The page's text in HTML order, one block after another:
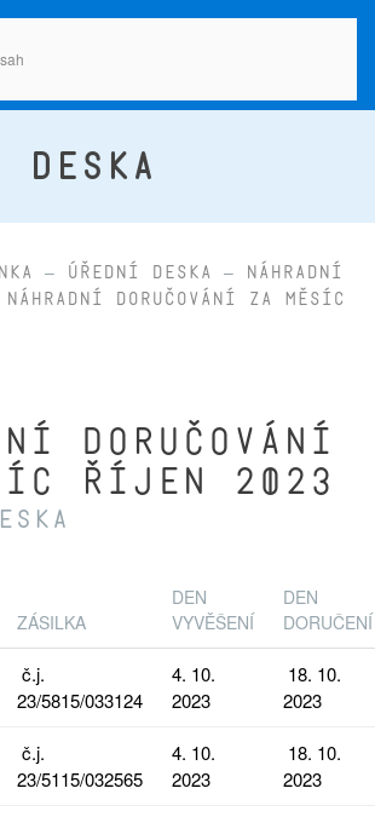
DESKA
Úřední deska
Náhradní
Náhradní doručování za měsíc
doručování
ŘÍJEN 2023
ZÁSILKA
DEN
VYVĚŠENÍ
DEN
DORUČENÍ
č.j.
23/5815/033124
4. 10.
2023
18. 10.
2023
č.j.
23/5115/032565
4. 10.
2023
18. 10.
2023